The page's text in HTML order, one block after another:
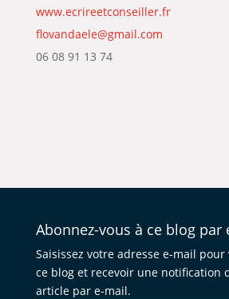
www.ecrireetconseiller.fr
flovandaele@gmail.com
06 08 91 13 74
Abonnez-vous à ce blog par
Saisissez votre adresse e-mail
ce blog et recevoir une notification
article par e-mail.